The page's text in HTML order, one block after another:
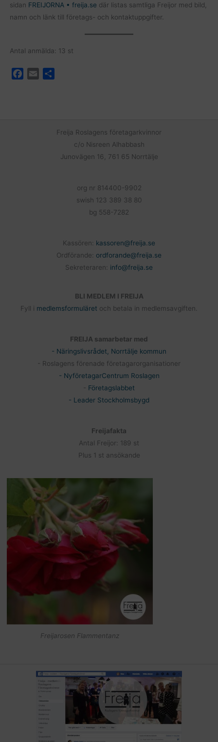
sidan FREIJORNA • freija.se där listas samtliga Freijor med bild,
namn och länk till företags- och kontaktuppgifter.
Antal anmälda: 13 st
Freija Roslagens företagarkvinnor
c/o Nisreen Alhabbash
Junovägen 16, 761 65 Norrtälje
org nr 814400-9902
swish 123 389 38 80
bg 558-7282
Kassören: kassoren@freija.se
Ordförande: ordforande@freija.se
Sekreteraren: info@freija.se
BLI MEDLEM I FREIJA
Fyll i medlemsformuläret och betala in medlemsavgiften.
FREIJA samarbetar med
- Näringslivsrådet, Norrtälje kommun
- Roslagens förenade företagarorganisationer
- NyföretagarCentrum Roslagen
Företagslabbet
- Leader Stockholmsbygd
Freijafakta
Antal Freijor: 189 st
Plus 1 st ansökande
Freijarosen Flammentanz